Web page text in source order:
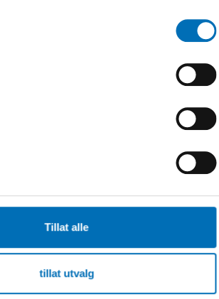
Tillat alle
tillat utvalg
about the Nordic welfare